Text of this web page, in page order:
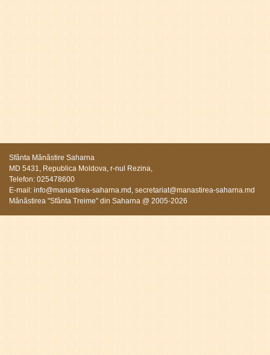
Sfânta Mănăstire Saharna
MD 5431, Republica Moldova, r-nul Rezina,
Telefon: 025478600
E-mail: info@manastirea-saharna.md , secretariat@manastirea-saharna.md
Mănăstirea "Sfânta Treime" din Saharna @ 2005-2026